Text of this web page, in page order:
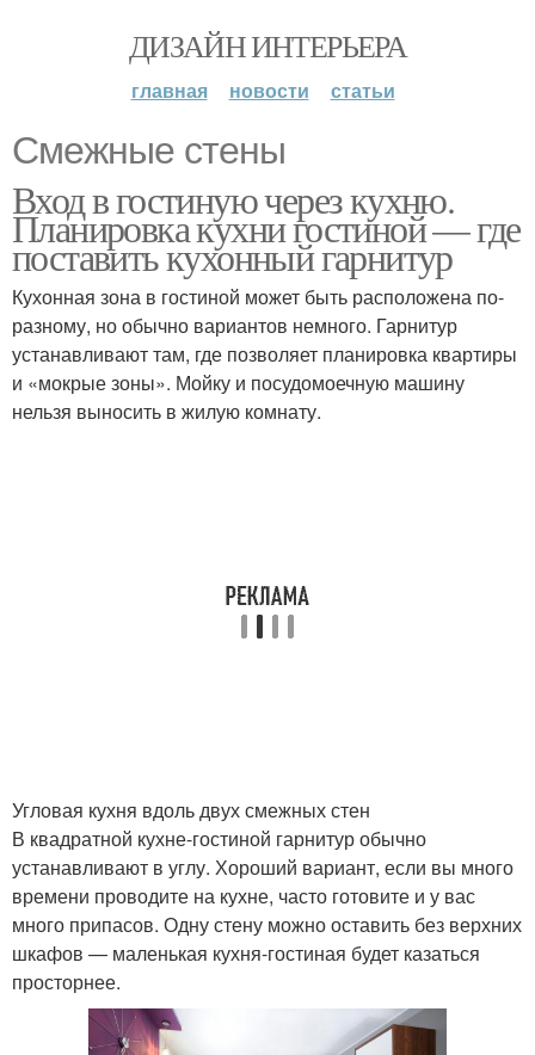
ДИЗАЙН ИНТЕРЬЕРА
главная новости статьи
Смежные стены
Вход в гостиную через кухню.
Планировка кухни гостиной — где
поставить кухонный гарнитур
Кухонная зона в гостиной может быть расположена по-
разному, но обычно вариантов немного. Гарнитур
устанавливают там, где позволяет планировка квартиры
и «мокрые зоны». Мойку и посудомоечную машину
нельзя выносить в жилую комнату.
Угловая кухня вдоль двух смежных стен
В квадратной кухне-гостиной гарнитур обычно
устанавливают в углу. Хороший вариант, если вы много
времени проводите на кухне, часто готовите и у вас
много припасов. Одну стену можно оставить без верхних
шкафов — маленькая кухня-гостиная будет казаться
просторнее.